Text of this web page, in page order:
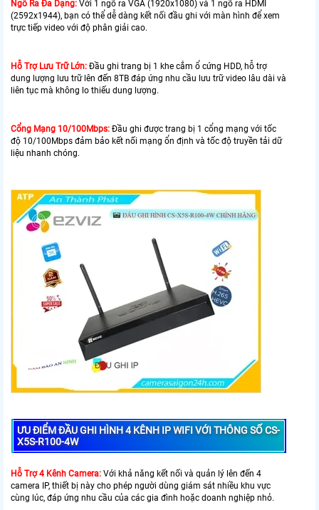
Ngõ Ra Đa Dạng: Với 1 ngõ ra VGA (1920x1080) và 1 ngõ ra HDMI
(2592x1944), bạn có thể dễ dàng kết nối đầu ghi với màn hình để xem
trực tiếp video với độ phân giải cao.
Hỗ Trợ Lưu Trữ Lớn: Đầu ghi trang bị 1 khe cắm ổ cứng HDD, hỗ trợ
dung lượng lưu trữ lên đến 8TB đáp ứng nhu cầu lưu trữ video lâu dài và
liên tục mà không lo thiếu dung lượng.
Cổng Mạng 10/100Mbps: Đầu ghi được trang bị 1 cổng mạng với tốc
độ 10/100Mbps đảm bảo kết nối mạng ổn định và tốc độ truyền tải dữ
liệu nhanh chóng.
ƯU ĐIỂM ĐẦU GHI HÌNH 4 KÊNH IP WIFI VỚI THÔNG SỐ CS-
X5S-R100-4W
Hỗ Trợ 4 Kênh Camera: Với khả năng kết nối và quản lý lên đến 4
camera IP, thiết bị này cho phép người dùng giám sát nhiều khu vực
cùng lúc, đáp ứng nhu cầu của các gia đình hoặc doanh nghiệp nhỏ.